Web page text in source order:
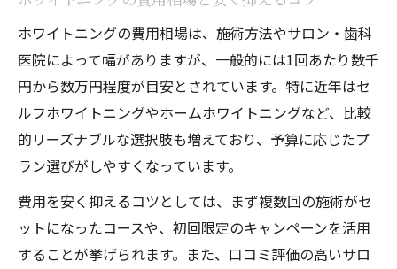
ホワイトニングの費用相場は、施術方法やサロン・歯科
医院によって幅がありますが、一般的には1回あたり数千
円から数万円程度が目安とされています。特に近年はセ
ルフホワイトニングやホームホワイトニングなど、比較
的リーズナブルな選択肢も増えており、予算に応じたプ
ラン選びがしやすくなっています。
費用を安く抑えるコツとしては、まず複数回の施術がセ
ットになったコースや、初回限定のキャンペーンを活用
することが挙げられます。また、口コミ評価の高いサロ